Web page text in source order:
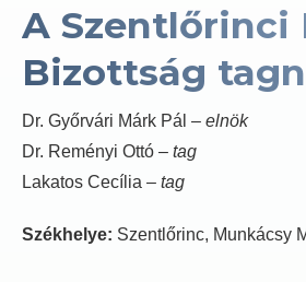
A Szentlőrinci
Bizottság
Dr. Győrvári Márk Pál – elnök
Dr. Reményi Ottó – tag
Lakatos Cecília – tag
Székhelye: Szentlőrinc, Munkácsy